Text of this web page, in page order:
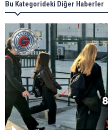
Bu Kategorideki Diğer Haberler